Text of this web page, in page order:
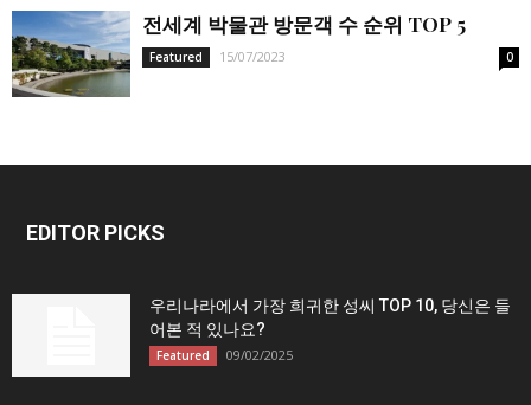
전세계 박물관 방문객 수 순위 TOP 5
Featured 15/07/2023 0
EDITOR PICKS
우리나라에서 가장 희귀한 성씨 TOP 10, 당신은 들
어본 적 있나요?
Featured 09/02/2025